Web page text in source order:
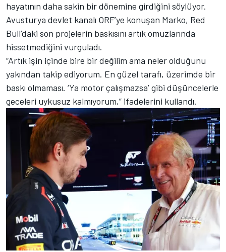
hayatının daha sakin bir dönemine girdiğini söylüyor.
Avusturya devlet kanalı ORF’ye konuşan Marko, Red
Bull’daki son projelerin baskısını artık omuzlarında
hissetmediğini vurguladı.
“Artık işin içinde bire bir değilim ama neler olduğunu
yakından takip ediyorum. En güzel tarafı, üzerimde bir
baskı olmaması. ‘Ya motor çalışmazsa’ gibi düşüncelerle
geceleri uykusuz kalmıyorum,” ifadelerini kullandı.